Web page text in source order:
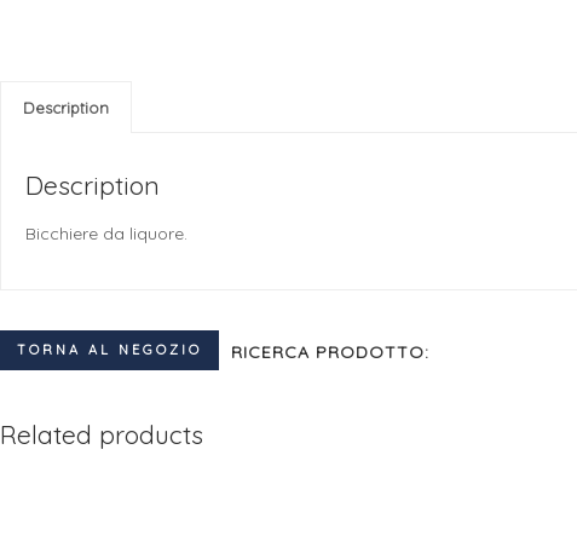
Description
Description
Bicchiere da liquore.
TORNA AL NEGOZIO
Related products
RICERCA PRODOTTO: